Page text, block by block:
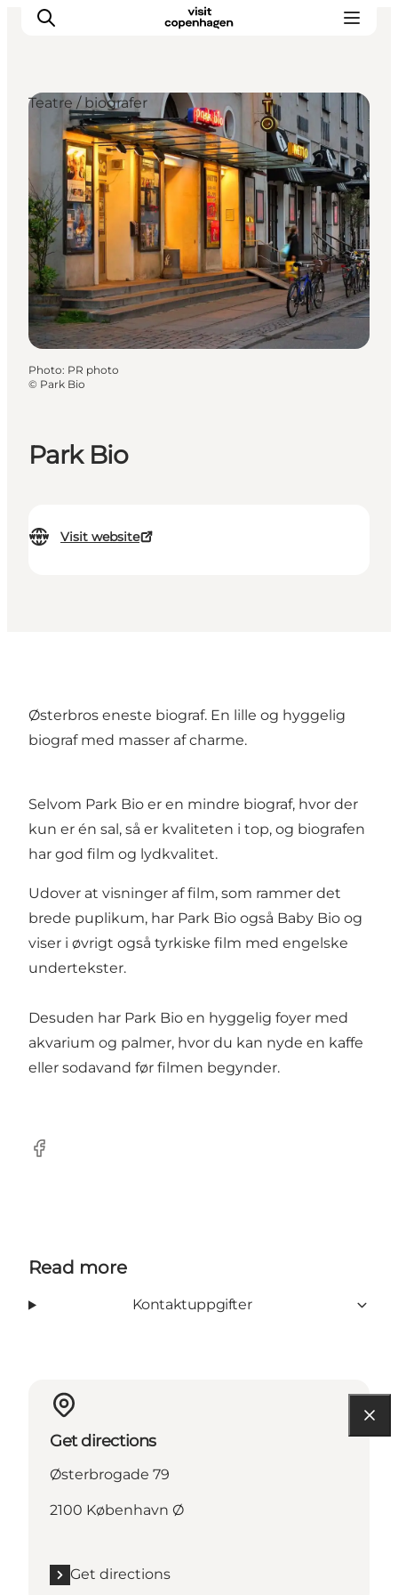
Aktiviteter
Mat och dryck
Planera din resa
Park Bio
Visit website
Teatre / biografer
Photo: PR photo
© Park Bio
Østerbros eneste biograf. En lille og hyggelig
biograf med masser af charme.
Selvom Park Bio er en mindre biograf, hvor der
kun er én sal, så er kvaliteten i top, og biografen
har god film og lydkvalitet.
Udover at visninger af film, som rammer det
brede puplikum, har Park Bio også Baby Bio og
viser i øvrigt også tyrkiske film med engelske
undertekster.
Desuden har Park Bio en hyggelig foyer med
akvarium og palmer, hvor du kan nyde en kaffe
eller sodavand før filmen begynder.
Facebook
Read more
Kontaktuppgifter
Get directions
Østerbrogade 79
2100 København Ø
Get directions